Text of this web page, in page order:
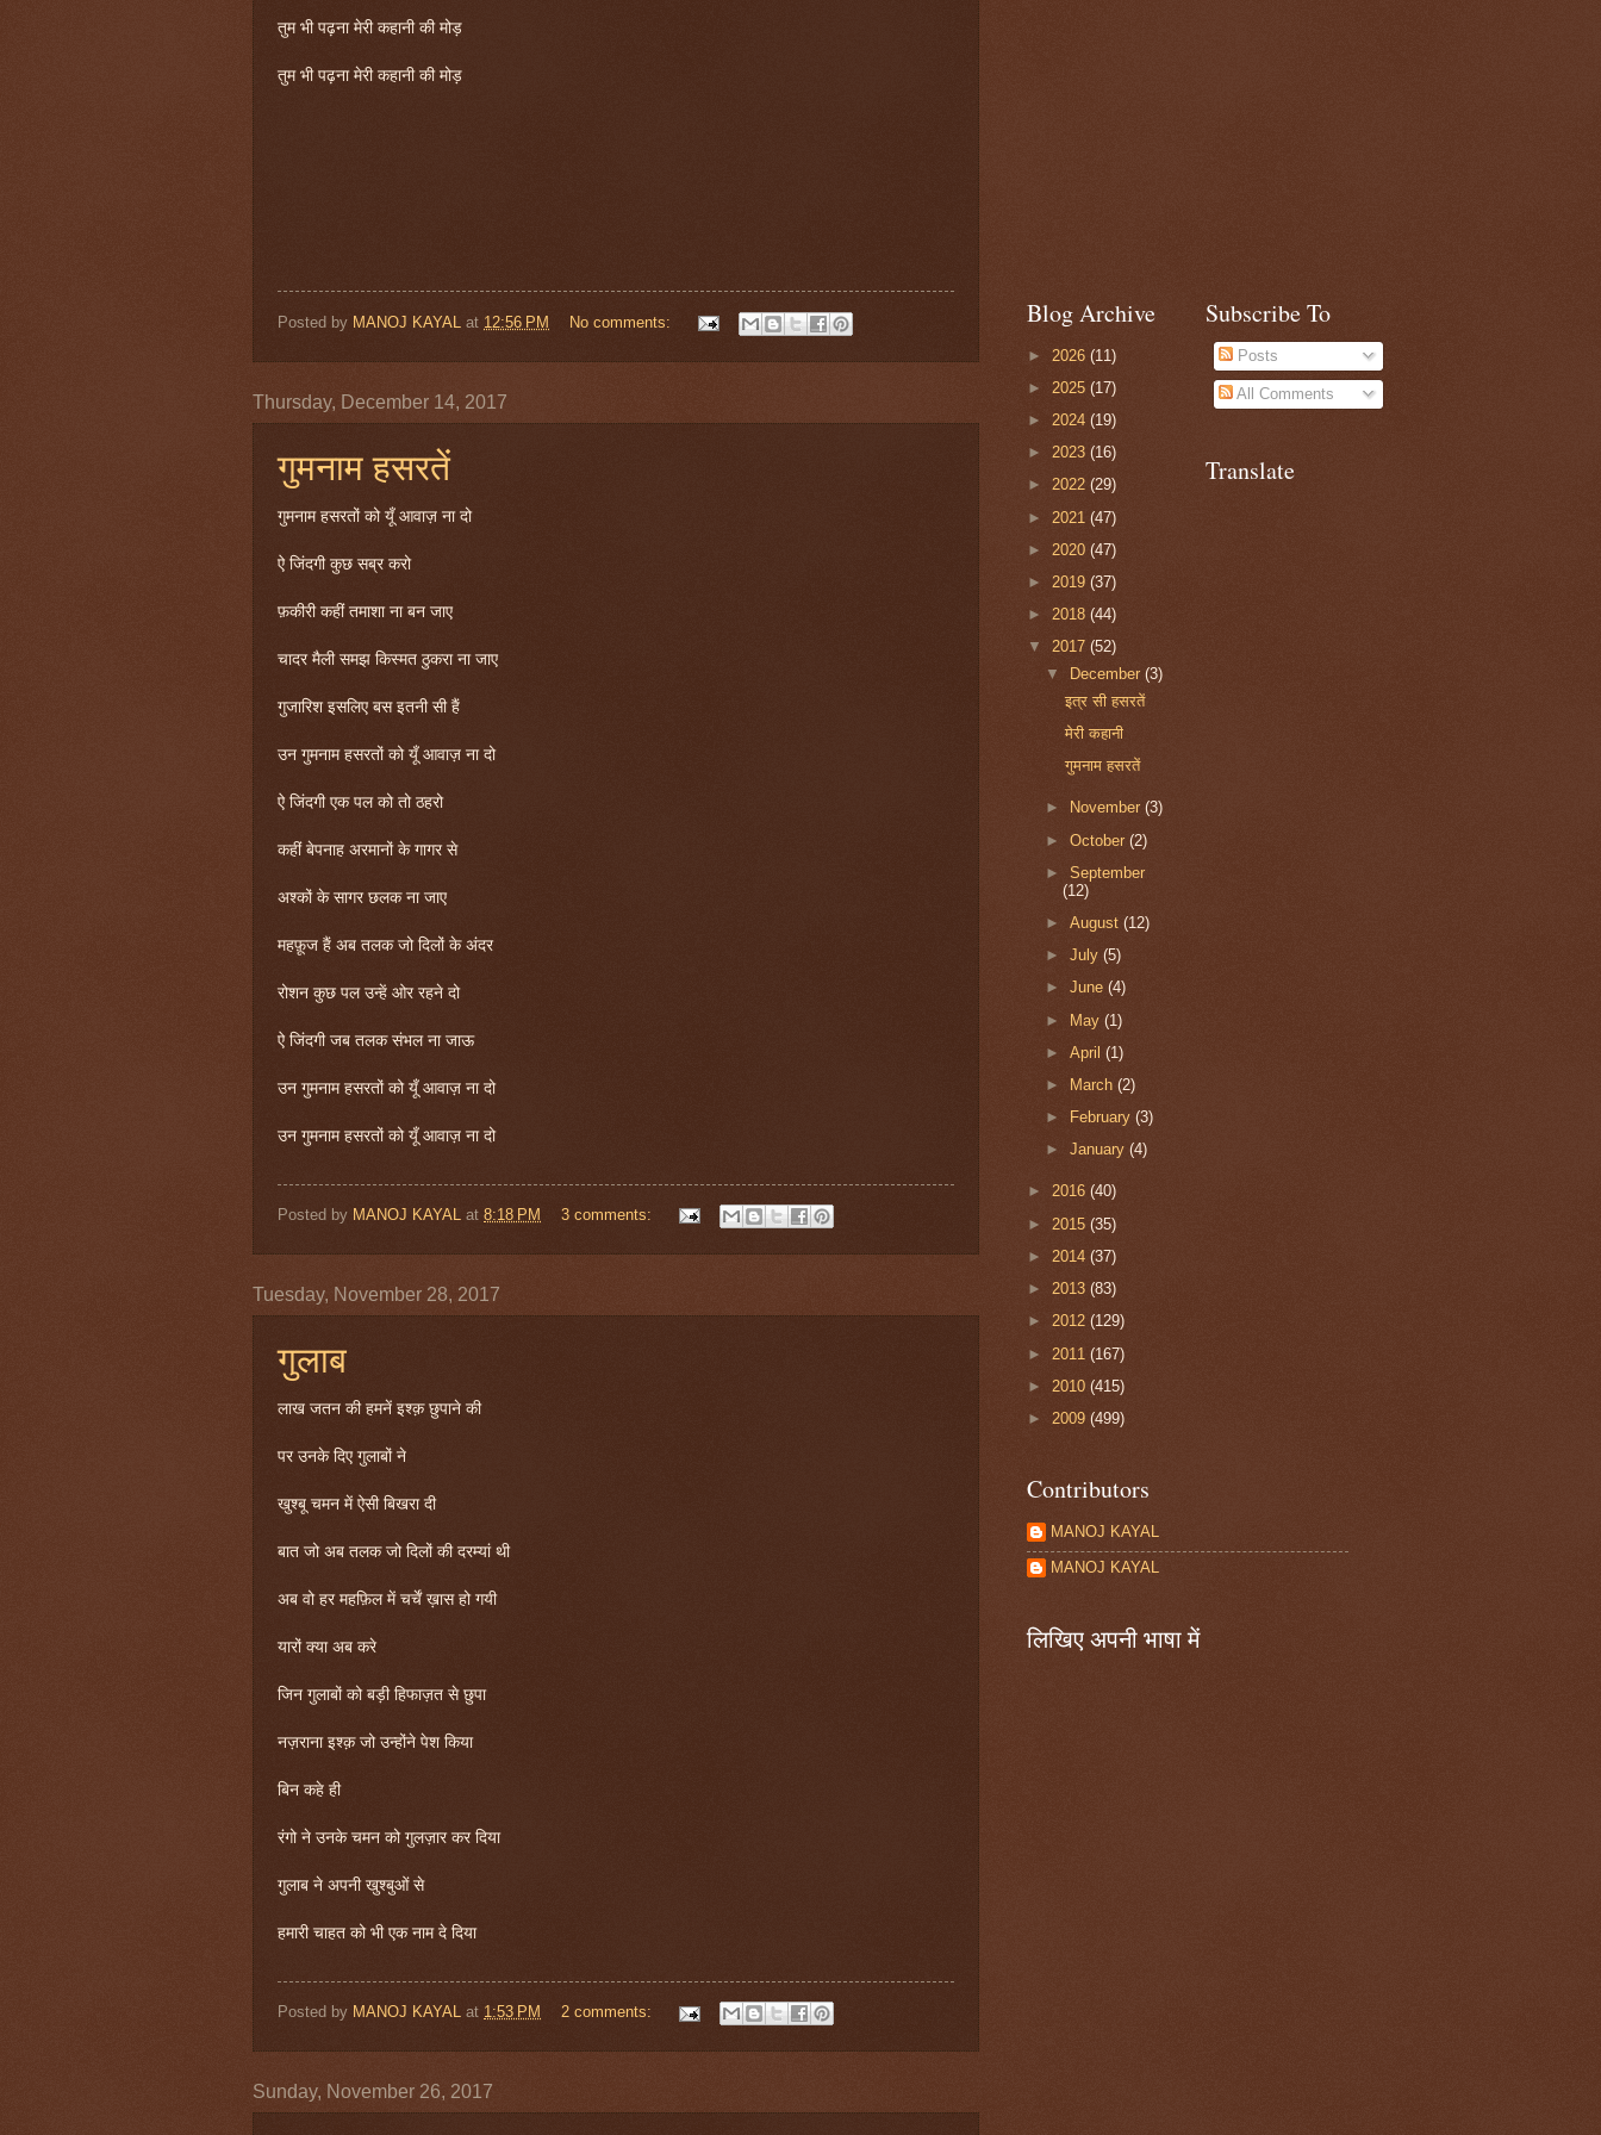
तुम भी पढ़ना मेरी कहानी की मोड़
तुम भी पढ़ना मेरी कहानी की मोड़
Posted by MANOJ KAYAL at 12:56 PM No comments:
Thursday, December 14, 2017
गुमनाम हसरतें
गुमनाम हसरतों को यूँ आवाज़ ना दो
ऐ जिंदगी कुछ सब्र करो
फ़कीरी कहीं तमाशा ना बन जाए
चादर मैली समझ किस्मत ठुकरा ना जाए
गुजारिश इसलिए बस इतनी सी हैं
उन गुमनाम हसरतों को यूँ आवाज़ ना दो
ऐ जिंदगी एक पल को तो ठहरो
कहीं बेपनाह अरमानों के गागर से
अश्कों के सागर छलक ना जाए
महफ़ूज हैं अब तलक जो दिलों के अंदर
रोशन कुछ पल उन्हें ओर रहने दो
ऐ जिंदगी जब तलक संभल ना जाऊ
उन गुमनाम हसरतों को यूँ आवाज़ ना दो
उन गुमनाम हसरतों को यूँ आवाज़ ना दो
Posted by MANOJ KAYAL at 8:18 PM 3 comments:
Tuesday, November 28, 2017
गुलाब
लाख जतन की हमनें इश्क़ छुपाने की
पर उनके दिए गुलाबों ने
खुश्बू चमन में ऐसी बिखरा दी
बात जो अब तलक जो दिलों की दरम्यां थी
अब वो हर महफ़िल में चर्चें ख़ास हो गयी
यारों क्या अब करे
जिन गुलाबों को बड़ी हिफाज़त से छुपा
नज़राना इश्क़ जो उन्होंने पेश किया
बिन कहे ही
रंगो ने उनके चमन को गुलज़ार कर दिया
गुलाब ने अपनी खुश्बुओं से
हमारी चाहत को भी एक नाम दे दिया
Posted by MANOJ KAYAL at 1:53 PM 2 comments:
Sunday, November 26, 2017
Blog Archive
► 2026 (11)
► 2025 (17)
► 2024 (19)
► 2023 (16)
► 2022 (29)
► 2021 (47)
► 2020 (47)
► 2019 (37)
► 2018 (44)
▼ 2017 (52)
▼
December(3)
इत्र सी हसरतें
मेरी कहानी
गुमनाम हसरतें
► November(3)
►October(2)
►September
(12)
►August(12)
►July(5)
►June(4)
► May(1)
►April(1)
►
March(2)
►
February(3)
►January(4)
► 2016 (40)
► 2015 (35)
► 2014 (37)
► 2013 (83)
► 2012 (129)
► 2011 (167)
► 2010 (415)
► 2009 (499)
Subscribe To
Posts
All Comments
Translate
Contributors
MANOJ KAYAL
MANOJ KAYAL
लिखिए अपनी भाषा में